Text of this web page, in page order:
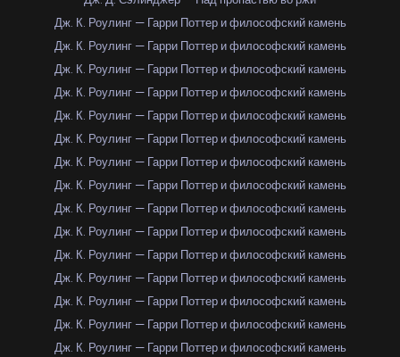
Дж. К. Роулинг — Гарри Поттер и философский камень
Дж. К. Роулинг — Гарри Поттер и философский камень
Дж. К. Роулинг — Гарри Поттер и философский камень
Дж. К. Роулинг — Гарри Поттер и философский камень
Дж. К. Роулинг — Гарри Поттер и философский камень
Дж. К. Роулинг — Гарри Поттер и философский камень
Дж. К. Роулинг — Гарри Поттер и философский камень
Дж. К. Роулинг — Гарри Поттер и философский камень
Дж. К. Роулинг — Гарри Поттер и философский камень
Дж. К. Роулинг — Гарри Поттер и философский камень
Дж. К. Роулинг — Гарри Поттер и философский камень
Дж. К. Роулинг — Гарри Поттер и философский камень
Дж. К. Роулинг — Гарри Поттер и философский камень
Дж. К. Роулинг — Гарри Поттер и философский камень
Дж. К. Роулинг — Гарри Поттер и философский камень